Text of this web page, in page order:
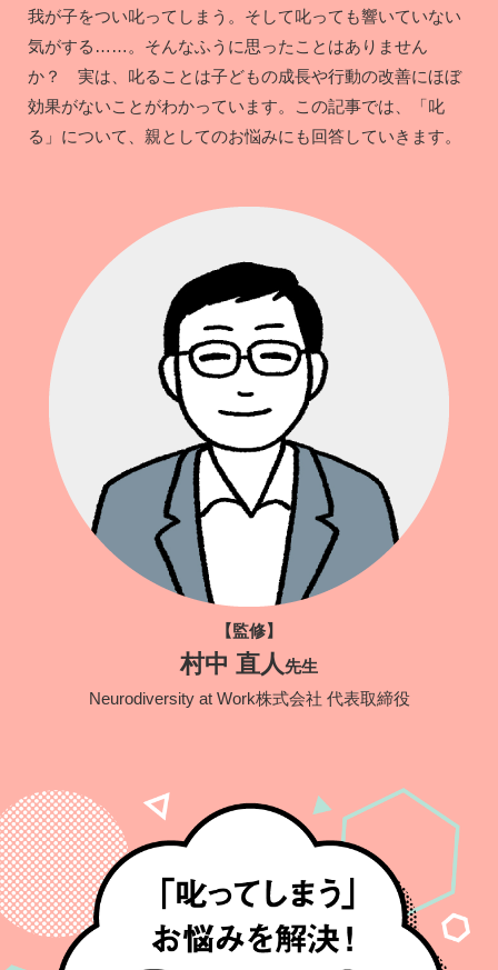
我が子をつい叱ってしまう。そして叱っても響いていない
気がする……。そんなふうに思ったことはありません
か？ 実は、叱ることは子どもの成長や行動の改善にほぼ
効果がないことがわかっています。この記事では、「叱
る」について、親としてのお悩みにも回答していきます。
【監修】
村中 直人先生
Neurodiversity at Work株式会社 代表取締役